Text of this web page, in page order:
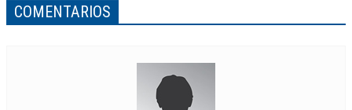
COMENTARIOS